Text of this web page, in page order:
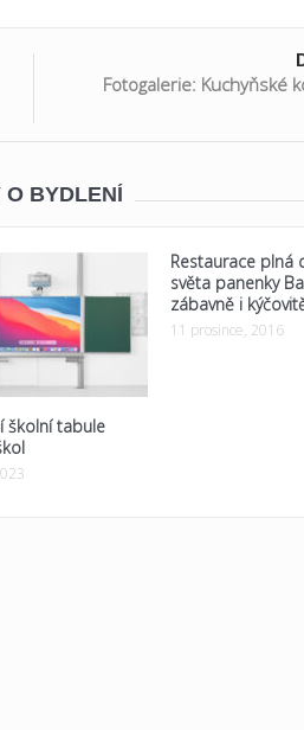
Fotogalerie: Kuchyňské
O BYDLENÍ
školní tabule
Restaurace plná
světa panenky
zábavně i
11 prosince, 2016